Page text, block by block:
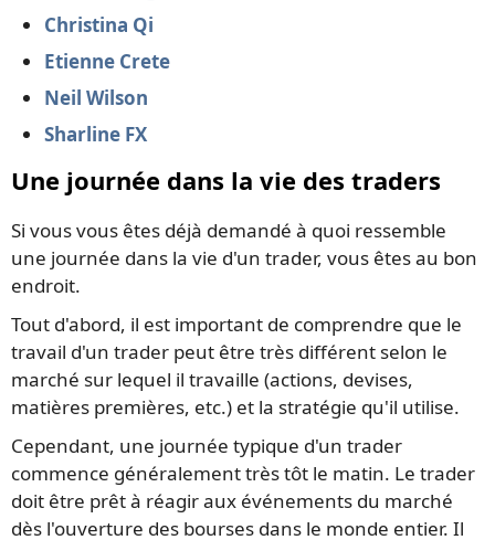
Christina Qi
Etienne Crete
Neil Wilson
Sharline FX
Une journée dans la vie des traders
Si vous vous êtes déjà demandé à quoi ressemble
une journée dans la vie d'un trader, vous êtes au bon
endroit.
Tout d'abord, il est important de comprendre que le
travail d'un trader peut être très différent selon le
marché sur lequel il travaille (actions, devises,
matières premières, etc.) et la stratégie qu'il utilise.
Cependant, une journée typique d'un trader
commence généralement très tôt le matin. Le trader
doit être prêt à réagir aux événements du marché
dès l'ouverture des bourses dans le monde entier. Il